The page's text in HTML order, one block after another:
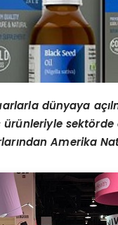
dünyaya
ürünleriyle sektörde
ndan Amerika